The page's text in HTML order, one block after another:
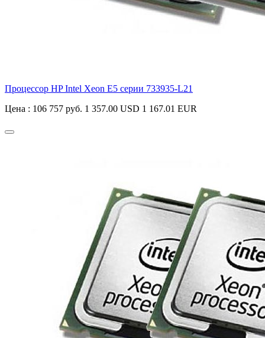
Процессор HP Intel Xeon E5 серии 733935-L21
Цена : 106 757 руб. 1 357.00 USD 1 167.01 EUR